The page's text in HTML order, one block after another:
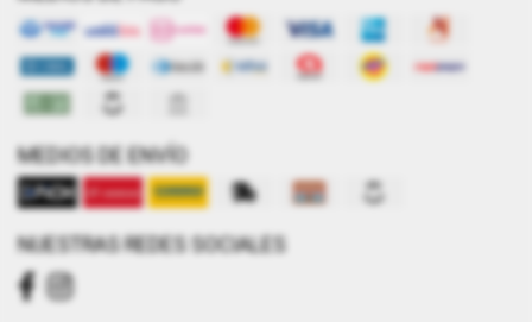
MEDIOS DE ENVÍO
NUESTRAS REDES SOCIALES